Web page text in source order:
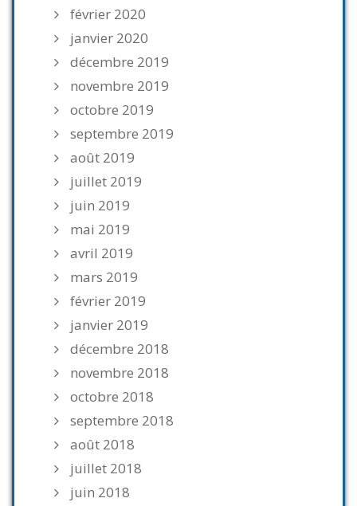
février 2020
janvier 2020
décembre 2019
novembre 2019
octobre 2019
septembre 2019
août 2019
juillet 2019
juin 2019
mai 2019
avril 2019
mars 2019
février 2019
janvier 2019
décembre 2018
novembre 2018
octobre 2018
septembre 2018
août 2018
juillet 2018
juin 2018